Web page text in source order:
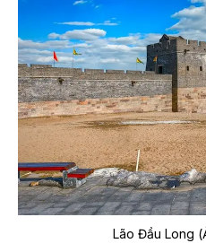
Lão Đầu Long